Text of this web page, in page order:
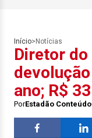
Início> Notícias
Diretor do
ano; R$
PorEstadão Conteúdo